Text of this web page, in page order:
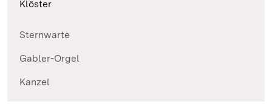
Klöster
Sternwarte
Gabler-Orgel
Kanzel